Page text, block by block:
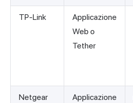
TP-Link
Applicazione
Web o
Tether
Netgear
Applicazione